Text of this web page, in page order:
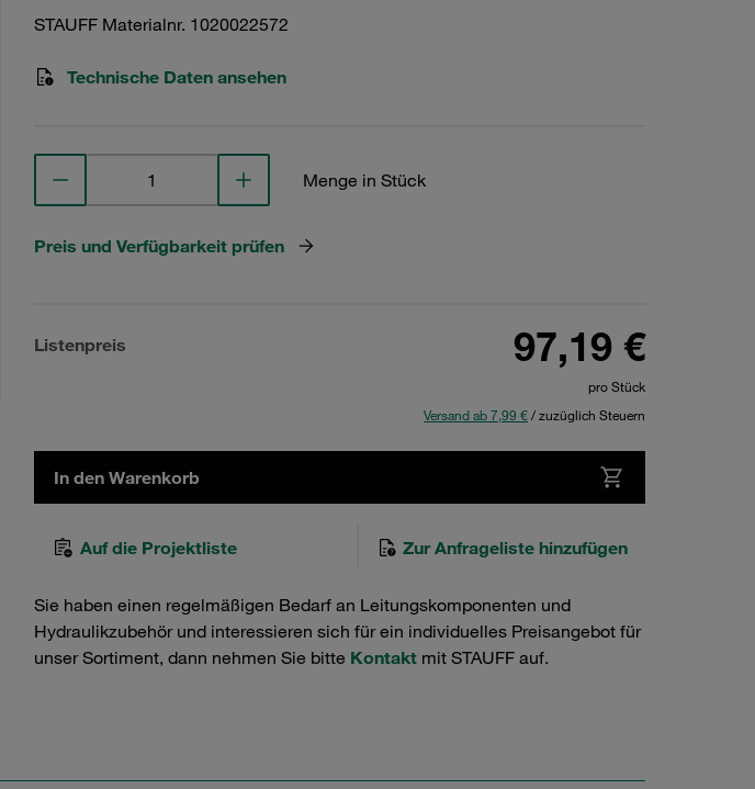
STAUFF Materialnr. 1020022572
Technische Daten ansehen
Menge in Stück
Preis und Verfügbarkeit prüfen
Listenpreis 97,19 €
pro Stück
Versand ab 7,99 €/ zuzüglich Steuern
In den Warenkorb
Auf die Projektliste Zur Anfrageliste hinzufügen
Sie haben einen regelmäßigen Bedarf an Leitungskomponenten und
Hydraulikzubehör und interessieren sich für ein individuelles Preisangebot für
unser Sortiment, dann nehmen Sie bitte Kontakt mit STAUFF auf.